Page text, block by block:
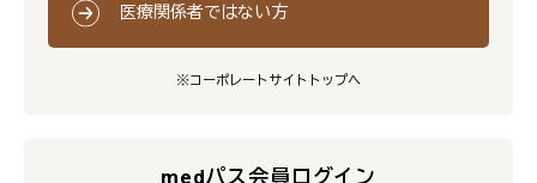
医療関係者ではない方
※コーポレートサイトトップへ
medパス会員ログイン